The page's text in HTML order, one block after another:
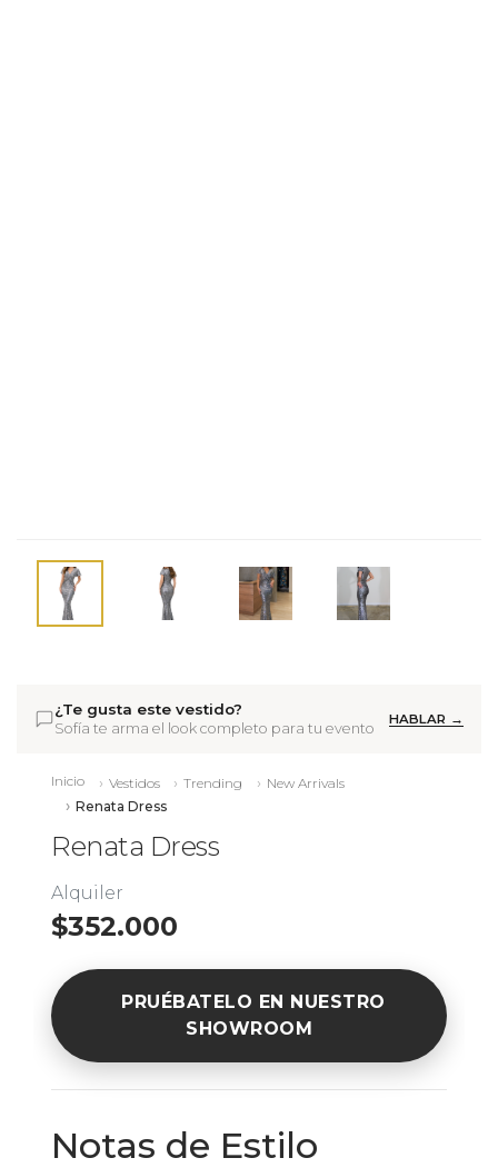
¿Te gusta este vestido?
Sofía te arma el look completo para tu evento
HABLAR →
Inicio Vestidos Trending
New Arrivals
Renata Dress
Renata Dress
Alquiler
$352.000
PRUÉBATELO EN NUESTRO
SHOWROOM
Notas de Estilo